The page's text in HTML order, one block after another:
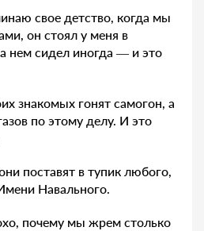
свое детство, когда мы
он стоял у меня в
нем сидел иногда — и это
знакомых гонят самогон, а
по этому делу. И это
поставят в тупик любого,
Навального.
почему мы жрем столько